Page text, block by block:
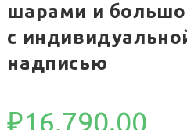
шарами и
с
надписью
₽16,790.00